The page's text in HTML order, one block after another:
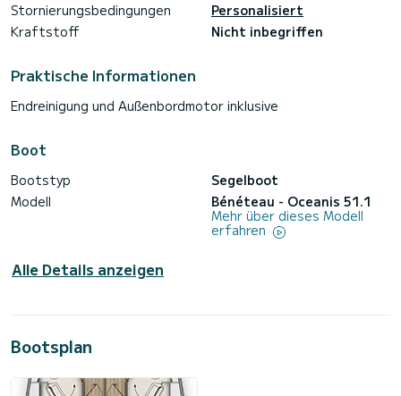
Stornierungsbedingungen
Personalisiert
Kraftstoff
Nicht inbegriffen
Praktische Informationen
Endreinigung und Außenbordmotor inklusive
Boot
Bootstyp
Segelboot
Modell
Bénéteau - Oceanis 51.1
Mehr über dieses Modell
erfahren
Alle Details anzeigen
Bootsplan